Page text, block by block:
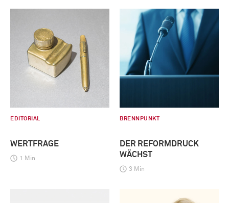
EDITORIAL
WERTFRAGE
1 Min
BRENNPUNKT
DER REFORMDRUCK
WÄCHST
3 Min